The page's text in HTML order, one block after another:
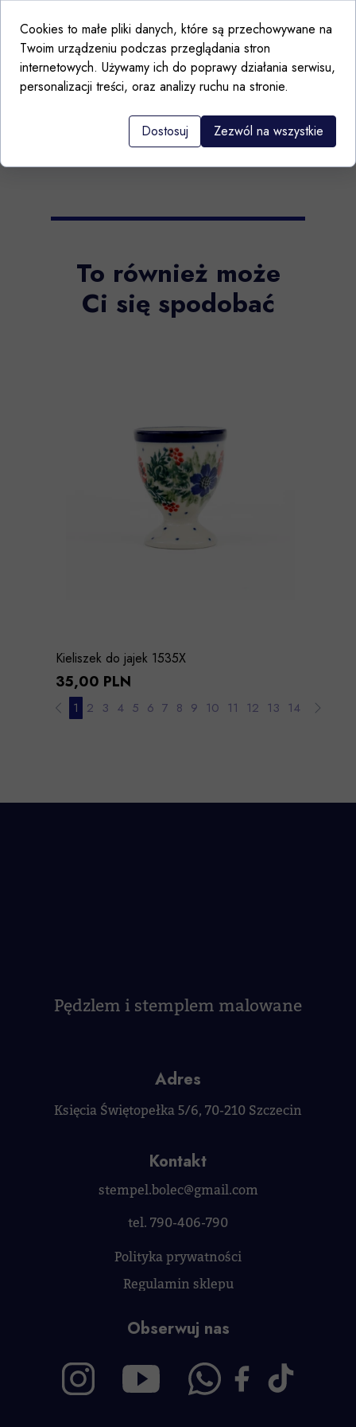
Kieliszek do jajek 1535X
35,00 PLN
1 2 3 4 5 6 7 8 9 10 11 12 13 14 15
To również może
Ci się spodobać
Hand Made in Poland
Producent Ceramika Artystyczna
Bolesławiec
Adres
Polityka prywatności
Regulamin sklepu
stempel.bolec@gmail.com
tel. 790-406-790
Pędzlem i stemplem malowane
Księcia Świętopełka 5/6, 70-210 Szczecin
Kontakt
Obserwuj nas
Cookies to małe pliki danych, które są przechowywane na
Twoim urządzeniu podczas przeglądania stron
internetowych. Używamy ich do poprawy działania serwisu,
personalizacji treści, oraz analizy ruchu na stronie.
Dostosuj Zezwól na wszystkie